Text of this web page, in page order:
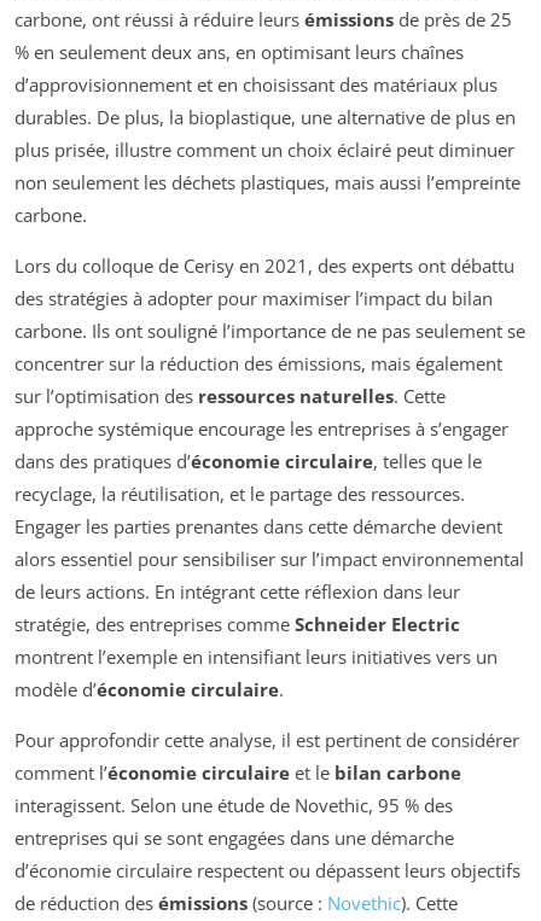
carbone, ont réussi à réduire leurs émissions de près de 25
% en seulement deux ans, en optimisant leurs chaînes
d’approvisionnement et en choisissant des matériaux plus
durables. De plus, la bioplastique, une alternative de plus en
plus prisée, illustre comment un choix éclairé peut diminuer
non seulement les déchets plastiques, mais aussi l’empreinte
carbone.
Lors du colloque de Cerisy en 2021, des experts ont débattu
des stratégies à adopter pour maximiser l’impact du bilan
carbone. Ils ont souligné l’importance de ne pas seulement se
concentrer sur la réduction des émissions, mais également
sur l’optimisation des ressources naturelles. Cette
approche systémique encourage les entreprises à s’engager
dans des pratiques d’économie circulaire, telles que le
recyclage, la réutilisation, et le partage des ressources.
Engager les parties prenantes dans cette démarche devient
alors essentiel pour sensibiliser sur l’impact environnemental
de leurs actions. En intégrant cette réflexion dans leur
stratégie, des entreprises comme Schneider Electric
montrent l’exemple en intensifiant leurs initiatives vers un
modèle d’économie circulaire.
Pour approfondir cette analyse, il est pertinent de considérer
comment l’économie circulaire et le bilan carbone
interagissent. Selon une étude de Novethic, 95 % des
entreprises qui se sont engagées dans une démarche
d’économie circulaire respectent ou dépassent leurs objectifs
de réduction des émissions (source : Novethic). Cette